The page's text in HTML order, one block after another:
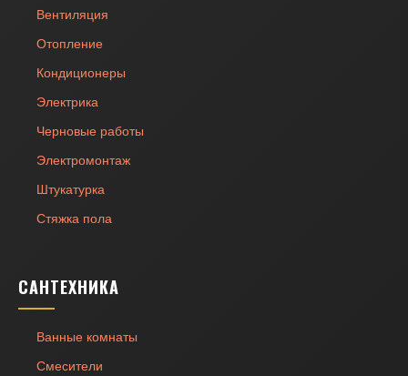
Вентиляция
Отопление
Кондиционеры
Электрика
Черновые работы
Электромонтаж
Штукатурка
Стяжка пола
САНТЕХНИКА
Ванные комнаты
Смесители